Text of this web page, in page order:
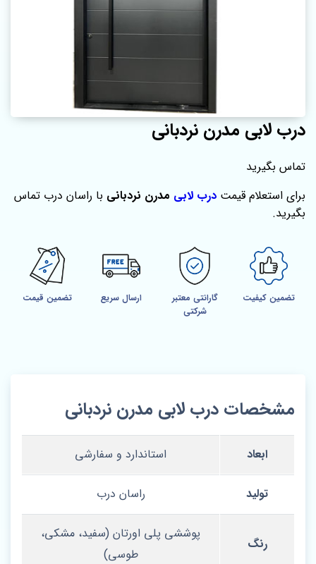
درب لابی مدرن نردبانی
تماس بگیرید
برای استعلام قیمت درب لابی مدرن نردبانی با راسان درب تماس
بگیرید.
تضمین کیفیت
گارانتی معتبر
شرکتی
ارسال سریع تضمین قیمت
مشخصات درب لابی مدرن نردبانی
ابعاد استاندارد و سفارشی
تولید راسان درب
رنگ
پوششی پلی اورتان (سفید، مشکی،
طوسی)